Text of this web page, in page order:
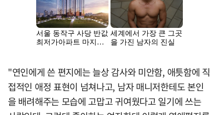
"연인에게 쓴 편지에는 늘상 감사와 미안함, 애틋함에 직
접적인 애정 표현이 넘쳐나고, 남자 매니저한테도 본인
을 배려해주는 모습에 고맙고 귀여웠다고 일기에 쓰는